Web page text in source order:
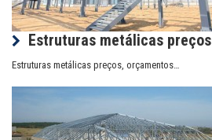
Estruturas metálicas preços
Estruturas metálicas preços, orçamentos…